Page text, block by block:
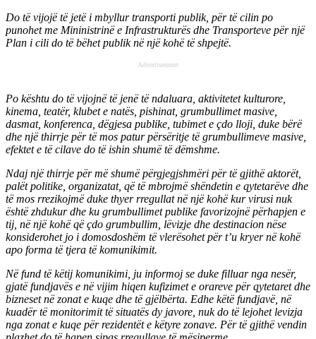
Do të vijojë të jetë i mbyllur transporti publik, për të cilin po
punohet me Mininistrinë e Infrastrukturës dhe Transporteve për një
Plan i cili do të bëhet publik në një kohë të shpejtë.
Advertisement
Po kështu do të vijojnë të jenë të ndaluara, aktivitetet kulturore,
kinema, teatër, klubet e natës, pishinat, grumbullimet masive,
dasmat, konferenca, dëgjesa publike, tubimet e çdo lloji, duke bërë
dhe një thirrje për të mos patur përsëritje të grumbullimeve masive,
efektet e të cilave do të ishin shumë të dëmshme.
Ndaj një thirrje për më shumë përgjegjshmëri për të gjithë aktorët,
palët politike, organizatat, që të mbrojmë shëndetin e qytetarëve dhe
të mos rrezikojmë duke thyer rregullat në një kohë kur virusi nuk
është zhdukur dhe ku grumbullimet publike favorizojnë përhapjen e
tij, në një kohë që çdo grumbullim, lëvizje dhe destinacion nëse
konsiderohet jo i domosdoshëm të vlerësohet për t’u kryer në kohë
apo forma të tjera të komunikimit.
Në fund të këtij komunikimi, ju informoj se duke filluar nga nesër,
gjatë fundjavës e në vijim hiqen kufizimet e orareve për qytetaret dhe
bizneset në zonat e kuqe dhe të gjëlbërta. Edhe këtë fundjavë, në
kuadër të monitorimit të situatës dy javore, nuk do të lejohet levizja
nga zonat e kuqe për rezidentët e këtyre zonave. Për të gjithë vendin